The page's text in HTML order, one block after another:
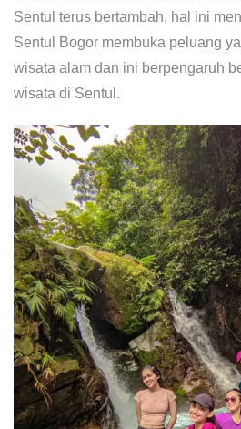
Sentul terus bertambah, hal ini
Sentul Bogor membuka peluang
wisata alam dan ini berpengaruh
wisata di Sentul.